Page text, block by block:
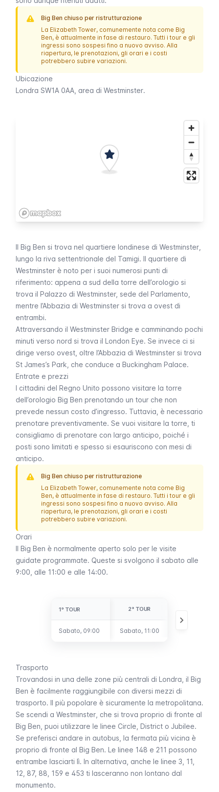
Big Ben chiuso per ristrutturazione
La Elizabeth Tower, comunemente nota come Big
Ben, è attualmente in fase di restauro. Tutti i tour e gli
ingressi sono sospesi fino a nuovo avviso. Alla
riapertura, le prenotazioni, gli orari e i costi
potrebbero subire variazioni.
Ubicazione
Londra SW1A 0AA, area di Westminster.
Il Big Ben si trova nel quartiere londinese di Westminster
lungo la riva settentrionale del Tamigi. Il quartiere di
Westminster è noto per i suoi numerosi punti di
riferimento: appena a sud della torre dell’orologio si
trova il Palazzo di Westminster, sede del Parlamento,
mentre l’Abbazia di Westminster si trova a ovest di
entrambi.
Attraversando il Westminster Bridge e camminando pochi
minuti verso nord si trova il London Eye. Se invece ci si
dirige verso ovest, oltre l’Abbazia di Westminster si trova
St James’s Park , che conduce a Buckingham Palace.
Entrate e prezzi
I cittadini del Regno Unito possono visitare la torre
dell’orologio Big Ben prenotando un tour che non
prevede nessun costo d’ingresso. Tuttavia, è necessario
prenotare preventivamente. Se vuoi visitare la torre, ti
consigliamo di prenotare con largo anticipo, poiché i
posti sono limitati e spesso si esauriscono con mesi di
anticipo.
Big Ben chiuso per ristrutturazione
La Elizabeth Tower, comunemente nota come Big
Ben, è attualmente in fase di restauro. Tutti i tour e gli
ingressi sono sospesi fino a nuovo avviso. Alla
riapertura, le prenotazioni, gli orari e i costi
potrebbero subire variazioni.
Orari
Il Big Ben è normalmente aperto solo per le visite
guidate programmate. Queste si svolgono il sabato alle
9:00, alle 11:00 e alle 14:00.
1° TOUR
Sabato, 09:00
1° TOUR 2° TOUR
Sabato, 09:00 Sabato, 11:00
Trasporto
Trovandosi in una delle zone più centrali di Londra, il Big
Ben è facilmente raggiungibile con diversi mezzi di
trasporto. Il più popolare è sicuramente la metropolitana.
Se scendi a Westminster , che si trova proprio di fronte al
Big Ben , puoi utilizzare le linee Circle District o Jubilee.
Se preferisci andare in autobus , la fermata più vicina è
proprio di fronte al Big Ben. Le linee 148 e 211 possono
entrambe lasciarti lì. In alternativa, anche le linee 3, 11,
12, 87, 88, 159 e 453 ti lasceranno non lontano dal
monumento.